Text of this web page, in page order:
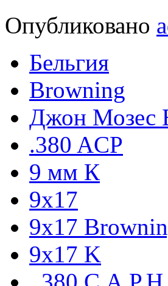
Опубликовано
Бельгия
Browning
Джон Мозес
.380 ACP
9 мм К
9x17
9х17
9х17 K